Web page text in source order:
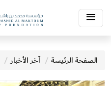
Toggle
navigation
الصفحة الرئيسة آخر الأخبار